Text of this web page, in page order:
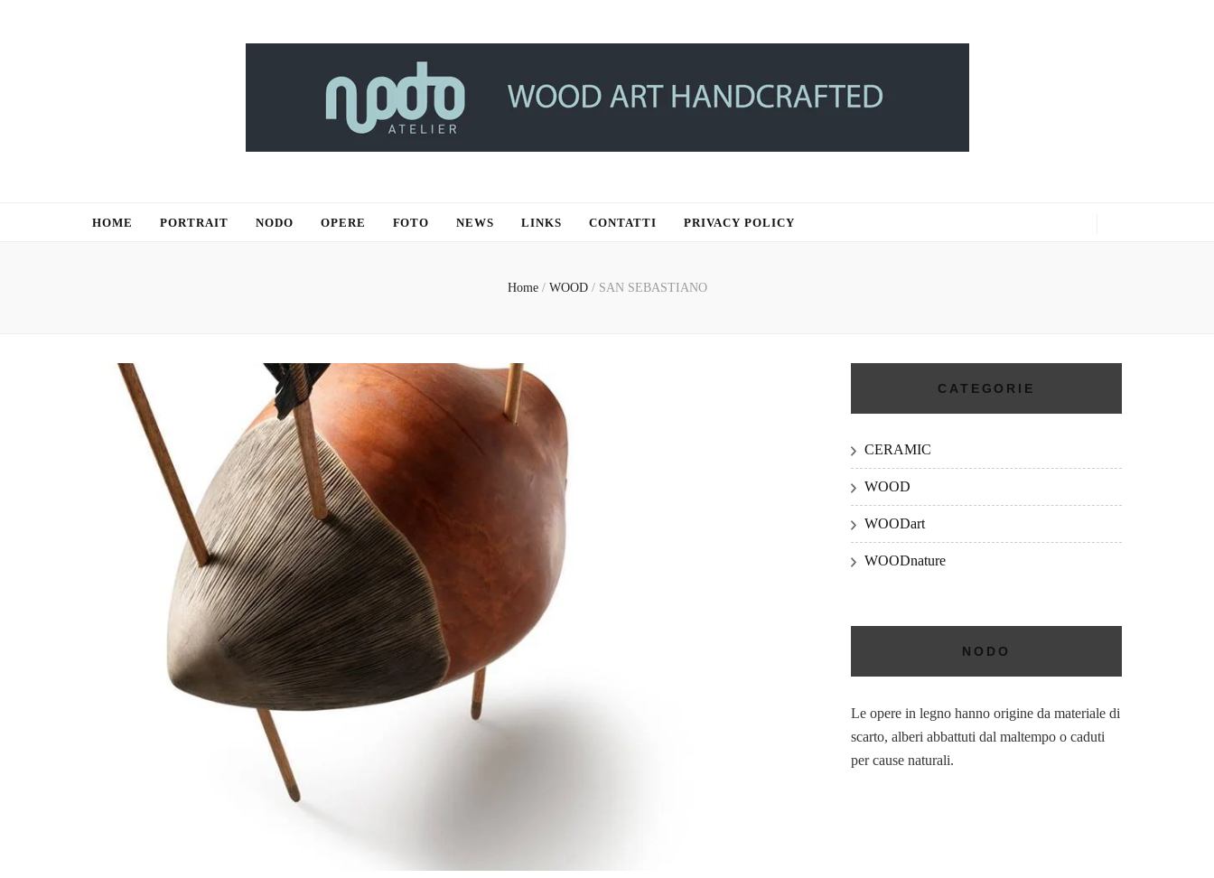
HOME PORTRAIT NODO OPERE FOTO NEWS LINKS CONTATTI PRIVACY POLICY
Home / WOOD / SAN SEBASTIANO
CATEGORIE
CERAMIC
WOOD
WOODart
WOODnature
NODO
Le opere in legno hanno origine da materiale di
scarto, alberi abbattuti dal maltempo o caduti
per cause naturali.